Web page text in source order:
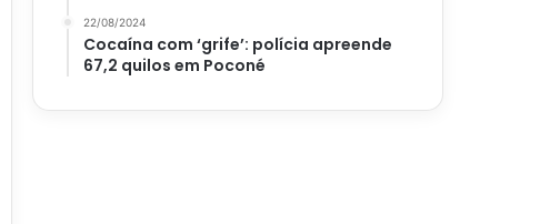
22/08/2024
Cocaína com ‘grife’: polícia apreende
67,2 quilos em Poconé